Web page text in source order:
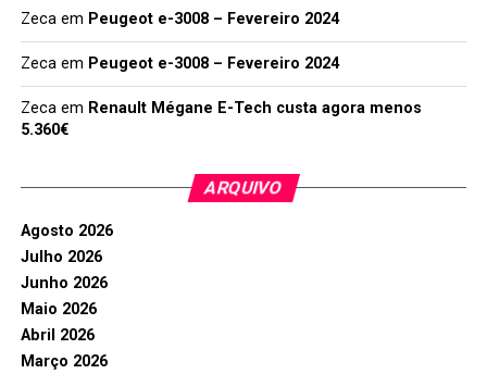
Zecaem Peugeot e-3008 – Fevereiro 2024
Zecaem Peugeot e-3008 – Fevereiro 2024
Zecaem Renault Mégane E-Tech custa agora menos
5.360€
ARQUIVO
Agosto 2026
Julho 2026
Junho 2026
Maio 2026
Abril 2026
Março 2026